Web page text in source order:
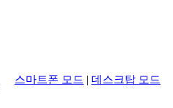
스마트폰 모드 | 데스크탑 모드